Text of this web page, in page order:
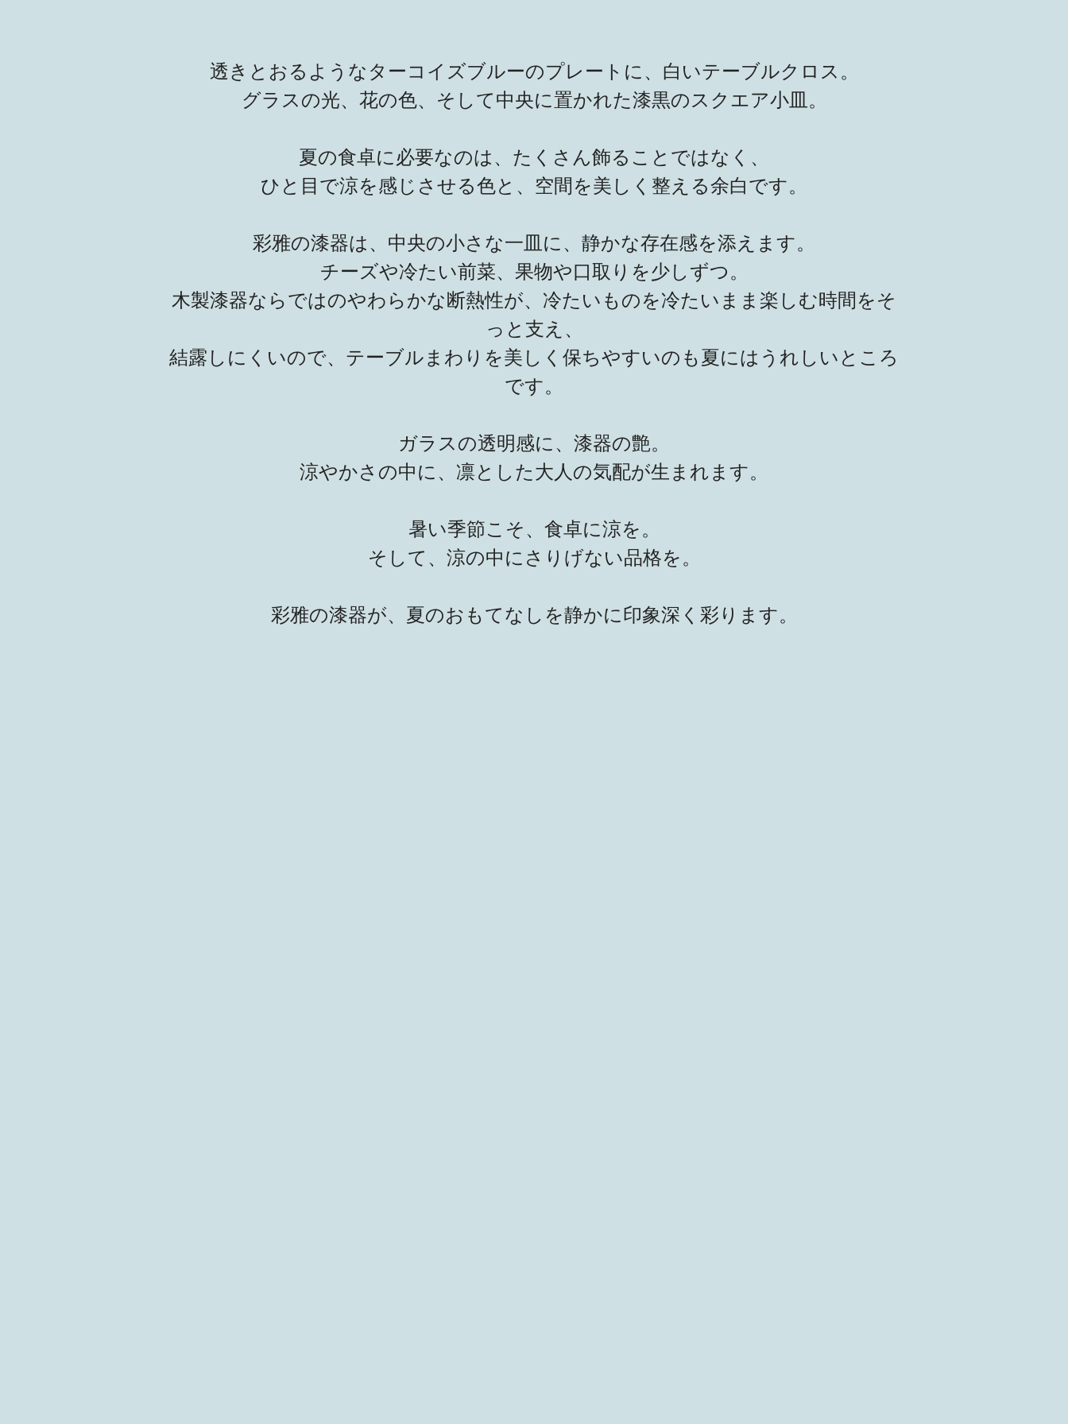
透きとおるようなターコイズブルーのプレートに、白いテーブルクロス。
グラスの光、花の色、そして中央に置かれた漆黒のスクエア小皿。
夏の食卓に必要なのは、たくさん飾ることではなく、
ひと目で涼を感じさせる色と、空間を美しく整える余白です。
彩雅の漆器は、中央の小さな一皿に、静かな存在感を添えます。
チーズや冷たい前菜、果物や口取りを少しずつ。
木製漆器ならではのやわらかな断熱性が、冷たいものを冷たいまま楽しむ時間をそ
っと支え、
結露しにくいので、テーブルまわりを美しく保ちやすいのも夏にはうれしいところ
です。
ガラスの透明感に、漆器の艶。
涼やかさの中に、凛とした大人の気配が生まれます。
暑い季節こそ、食卓に涼を。
そして、涼の中にさりげない品格を。
彩雅の漆器が、夏のおもてなしを静かに印象深く彩ります。